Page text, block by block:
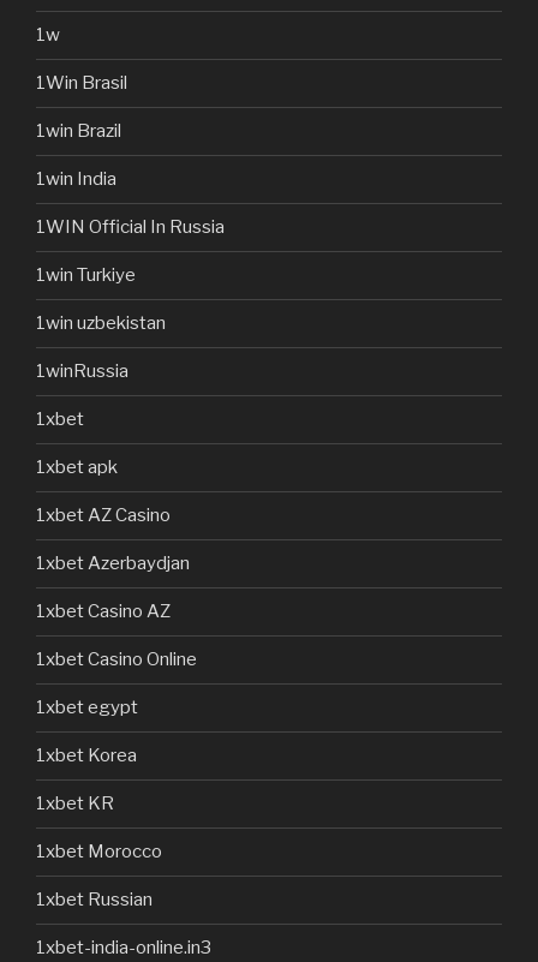
1w
1Win Brasil
1win Brazil
1win India
1WIN Official In Russia
1win Turkiye
1win uzbekistan
1winRussia
1xbet
1xbet apk
1xbet AZ Casino
1xbet Azerbaydjan
1xbet Casino AZ
1xbet Casino Online
1xbet egypt
1xbet Korea
1xbet KR
1xbet Morocco
1xbet Russian
1xbet-india-online.in3